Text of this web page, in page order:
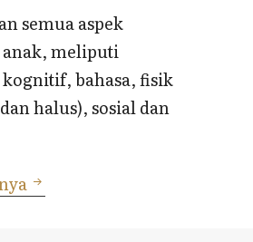
semua aspek
meliputi
bahasa, fisik
halus), sosial dan
Fungsi dan Tujuan PAUD